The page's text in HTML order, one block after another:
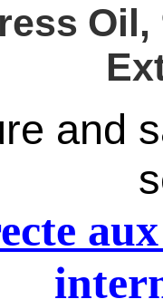
Oil,
and